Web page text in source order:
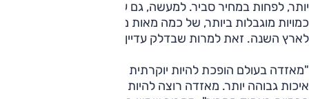
יותר, לפחות במחיר סביר. למעשה, גם עכשיו מדבר שמש על
כמויות מוגבלות ביותר, של כמה מאות מכוניות עד אלף שיגיעו
לארץ השנה. זאת למרות שבדלק עדיין נלחמים על הכמויות.
"מאזדה בעולם הופכת להיות יוקרתית יותר, מתגמלת ובעלת
איכות גבוהה יותר. מאזדה רוצה להיות אלטרנטיבה למוצרי